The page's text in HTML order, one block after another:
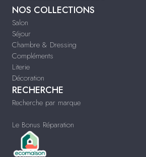
NOS COLLECTIONS
Salon
Séjour
Chambre & Dressing
Compléments
Literie
Décoration
RECHERCHE
Recherche par marque
Le Bonus Réparation